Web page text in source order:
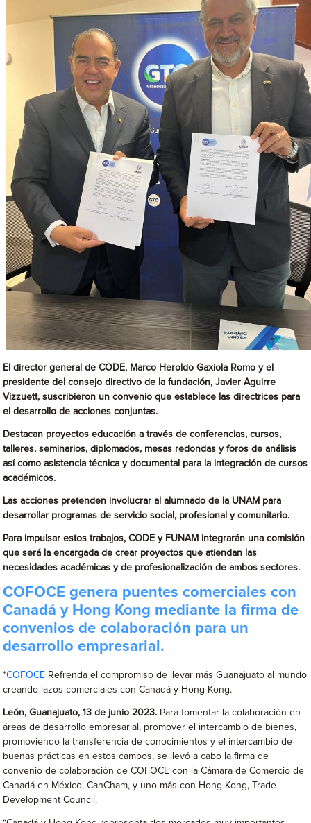
El director general de CODE, Marco Heroldo Gaxiola Romo y el
presidente del consejo directivo de la fundación, Javier Aguirre
Vizzuett, suscribieron un convenio que establece las directrices para
el desarrollo de acciones conjuntas.
Destacan proyectos educación a través de conferencias, cursos,
talleres, seminarios, diplomados, mesas redondas y foros de análisis
así como asistencia técnica y documental para la integración de cursos
académicos.
Las acciones pretenden involucrar al alumnado de la UNAM para
desarrollar programas de servicio social, profesional y comunitario.
Para impulsar estos trabajos, CODE y FUNAM integrarán una comisión
que será la encargada de crear proyectos que atiendan las
necesidades académicas y de profesionalización de ambos sectores.
COFOCE genera puentes comerciales con
Canadá y Hong Kong mediante la firma de
convenios de colaboración para un
desarrollo empresarial.
*COFOCE Refrenda el compromiso de llevar más Guanajuato al mundo
creando lazos comerciales con Canadá y Hong Kong.
León, Guanajuato, 13 de junio 2023. Para fomentar la colaboración en
áreas de desarrollo empresarial, promover el intercambio de bienes,
promoviendo la transferencia de conocimientos y el intercambio de
buenas prácticas en estos campos, se llevó a cabo la firma de
convenio de colaboración de COFOCE con la Cámara de Comercio de
Canadá en México, CanCham, y uno más con Hong Kong, Trade
Development Council.